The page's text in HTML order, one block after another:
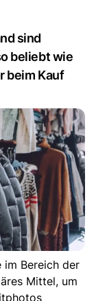
sind
beliebt wie
beim Kauf
im Bereich der
Mittel, um